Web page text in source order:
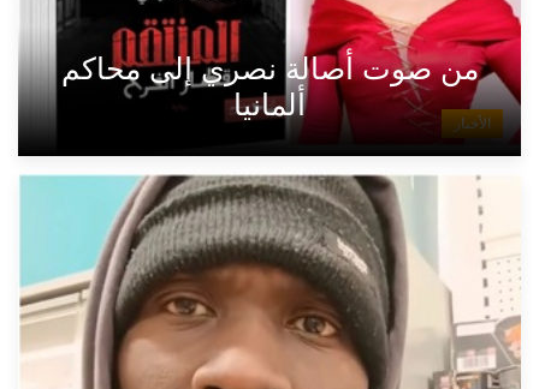
الأخبار
من صوت أصالة نصري إلى محاكم
ألمانيا